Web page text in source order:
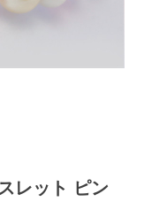
レット ピン